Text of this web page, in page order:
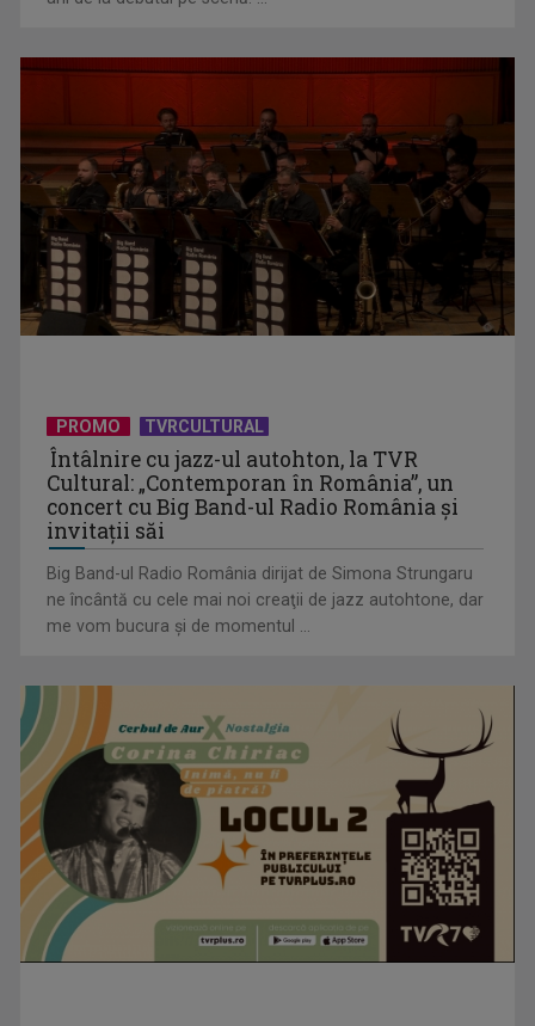
Horaţiu Mălăele ...
„Frații Jderi”, superproducția inspirată din opera lui Mihail
Sadoveanu, la ...
PROMO TVRCULTURAL
Întâlnire cu jazz-ul autohton, la TVR
Cultural: „Contemporan în România”, un
concert cu Big Band-ul Radio România şi
invitaţii săi
Big Band-ul Radio România dirijat de Simona Strungaru
ne încântă cu cele mai noi creaţii de jazz autohtone, dar
me vom bucura şi de momentul ...